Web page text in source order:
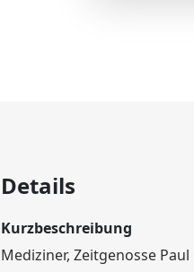
Details
Kurzbeschreibung
Mediziner, Zeitgenosse